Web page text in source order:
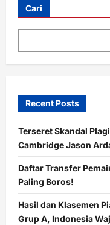
Adiknya
Hari
di
dari
Pidie
Jaya
Cari
Recent Posts
Terseret Skandal
Cambridge Jason
Daftar Transfer
Paling Boros!
Hasil dan Klasemen
Grup A, Indonesia